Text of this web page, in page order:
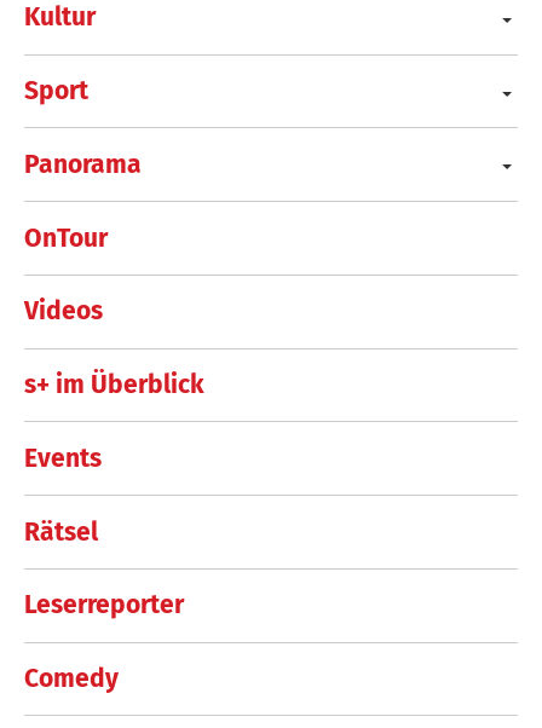
Kultur
Sport
Panorama
OnTour
Videos
s+ im Überblick
Events
Rätsel
Leserreporter
Comedy